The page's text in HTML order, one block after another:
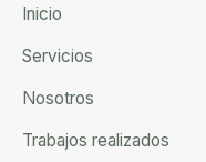
Inicio
Servicios
Nosotros
Trabajos realizados